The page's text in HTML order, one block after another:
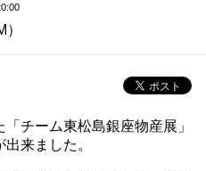
チーム東松島銀座物産展」
来ました。